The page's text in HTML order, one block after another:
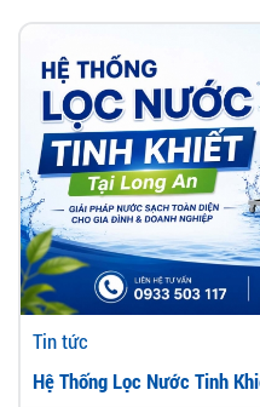
Tin tức
Hệ Thống Lọc Nước Tinh